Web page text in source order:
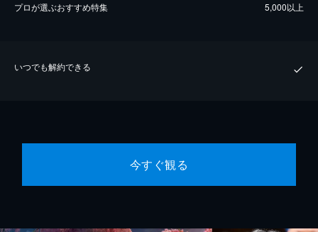
プロが選ぶおすすめ特集 5,000以上
いつでも解約できる
今すぐ観る